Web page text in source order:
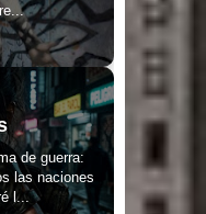
de guerra:
las naciones
l...